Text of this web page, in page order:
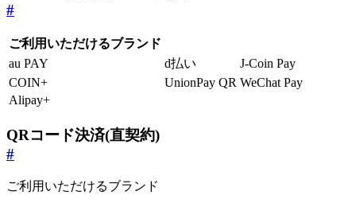
#
ご利用いただけるブランド
au PAY
d払い
J-Coin Pay
COIN+
UnionPay QR WeChat Pay
Alipay+
QRコード決済(直契約)
#
ご利用いただけるブランド